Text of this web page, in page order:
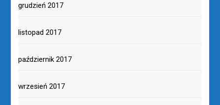
grudzień 2017
listopad 2017
październik 2017
wrzesień 2017